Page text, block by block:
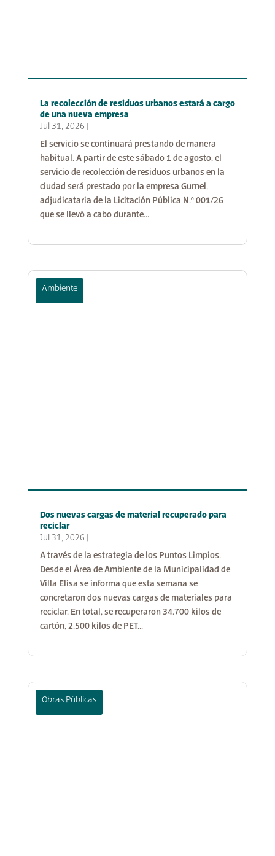
La recolección de residuos urbanos estará a cargo
de una nueva empresa
Jul 31, 2026
El servicio se continuará prestando de manera
habitual. A partir de este sábado 1 de agosto, el
servicio de recolección de residuos urbanos en la
ciudad será prestado por la empresa Gurnel,
adjudicataria de la Licitación Pública N.º 001/26
que se llevó a cabo durante...
Dos nuevas cargas de material recuperado para
reciclar
Jul 31, 2026
Ambiente
A través de la estrategia de los Puntos Limpios.
Desde el Área de Ambiente de la Municipalidad de
Villa Elisa se informa que esta semana se
concretaron dos nuevas cargas de materiales para
reciclar. En total, se recuperaron 34.700 kilos de
cartón, 2.500 kilos de PET...
Obras Públicas